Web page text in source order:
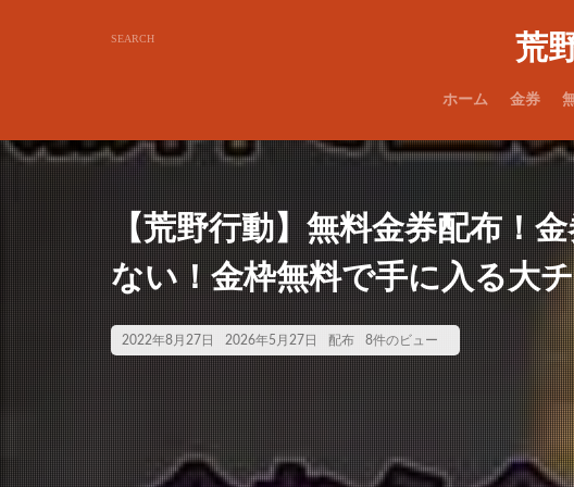
荒
ホーム 金券
【荒野行動】無料金券配布！
ない！金枠無料で手に入る大
2022年8月27日 2026年5月27日 配布 8件のビュー